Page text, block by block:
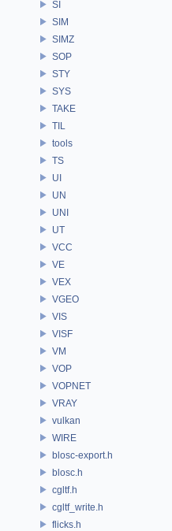
SI
SIM
SIMZ
SOP
STY
SYS
TAKE
TIL
tools
TS
UI
UN
UNI
UT
VCC
VE
VEX
VGEO
VIS
VISF
VM
VOP
VOPNET
VRAY
vulkan
WIRE
blosc-export.h
blosc.h
cgltf.h
cgltf_write.h
flicks.h